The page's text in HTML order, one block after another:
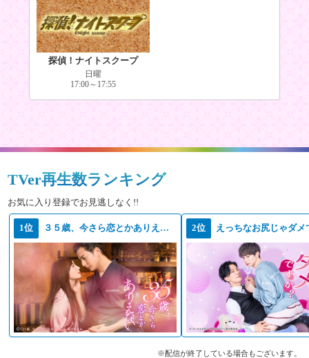
探偵！ナイトスクープ
日曜
17:00～17:55
TVer再生数ランキング
お気に入り登録でお見逃しなく!!
1位 ３５歳、今さら恋とかありえない 2位 えっちなお尻じゃダメ
※配信が終了している場合もございます。